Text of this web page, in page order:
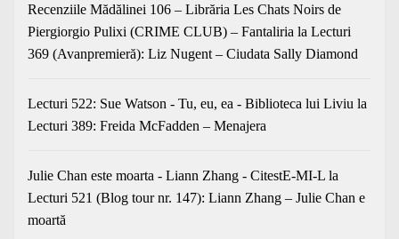
Recenziile Mădălinei 106 – Librăria Les Chats Noirs de
Piergiorgio Pulixi (CRIME CLUB) – Fantaliria la Lecturi
369 (Avanpremieră): Liz Nugent – Ciudata Sally Diamond
Lecturi 522: Sue Watson - Tu, eu, ea - Biblioteca lui Liviu la
Lecturi 389: Freida McFadden – Menajera
Julie Chan este moarta - Liann Zhang - CitestE-MI-L la
Lecturi 521 (Blog tour nr. 147): Liann Zhang – Julie Chan e
moartă